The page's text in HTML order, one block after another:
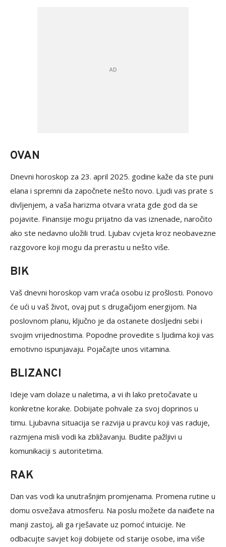
OVAN
Dnevni horoskop za 23. april 2025. godine kaže da ste puni
elana i spremni da započnete nešto novo. Ljudi vas prate s
divljenjem, a vaša harizma otvara vrata gde god da se
pojavite. Finansije mogu prijatno da vas iznenade, naročito
ako ste nedavno uložili trud. Ljubav cvjeta kroz neobavezne
razgovore koji mogu da prerastu u nešto više.
BIK
Vaš dnevni horoskop vam vraća osobu iz prošlosti. Ponovo
će ući u vaš život, ovaj put s drugačijom energijom. Na
poslovnom planu, ključno je da ostanete dosljedni sebi i
svojim vrijednostima. Popodne provedite s ljudima koji vas
emotivno ispunjavaju. Pojačajte unos vitamina.
BLIZANCI
Ideje vam dolaze u naletima, a vi ih lako pretočavate u
konkretne korake. Dobijate pohvale za svoj doprinos u
timu. Ljubavna situacija se razvija u pravcu koji vas raduje,
razmjena misli vodi ka zbližavanju. Budite pažljivi u
komunikaciji s autoritetima.
RAK
Dan vas vodi ka unutrašnjim promjenama. Promena rutine u
domu osvežava atmosferu. Na poslu možete da naiđete na
manji zastoj, ali ga rješavate uz pomoć intuicije. Ne
odbacujte savjet koji dobijete od starije osobe, ima više